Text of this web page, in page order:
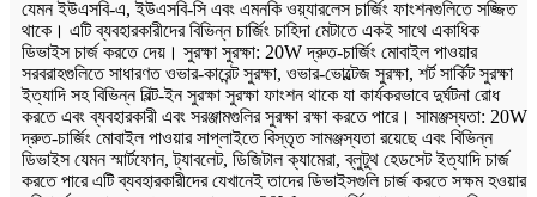
যেমন ইউএসবি-এ, ইউএসবি-সি এবং এমনকি ওয়্যারলেস চার্জিং ফাংশনগুলিতে সজ্জিত
থাকে। এটি ব্যবহারকারীদের বিভিন্ন চার্জিং চাহিদা মেটাতে একই সাথে একাধিক
ডিভাইস চার্জ করতে দেয়। সুরক্ষা সুরক্ষা: 20W দ্রুত-চার্জিং মোবাইল পাওয়ার
সরবরাহগুলিতে সাধারণত ওভার-কারেন্ট সুরক্ষা, ওভার-ভোল্টেজ সুরক্ষা, শর্ট সার্কিট সুরক্ষা
ইত্যাদি সহ বিভিন্ন বিল্ট-ইন সুরক্ষা সুরক্ষা ফাংশন থাকে যা কার্যকরভাবে দুর্ঘটনা রোধ
করতে এবং ব্যবহারকারী এবং সরঞ্জামগুলির সুরক্ষা রক্ষা করতে পারে। সামঞ্জস্যতা: 20W
দ্রুত-চার্জিং মোবাইল পাওয়ার সাপ্লাইতে বিস্তৃত সামঞ্জস্যতা রয়েছে এবং বিভিন্ন
ডিভাইস যেমন স্মার্টফোন, ট্যাবলেট, ডিজিটাল ক্যামেরা, ব্লুটুথ হেডসেট ইত্যাদি চার্জ
করতে পারে এটি ব্যবহারকারীদের যেখানেই তাদের ডিভাইসগুলি চার্জ করতে সক্ষম হওয়ার